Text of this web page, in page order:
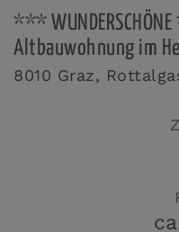
***
Altbauwohnung im
8010 Graz,